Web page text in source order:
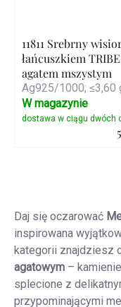
11811 Srebrny
łańcuszkiem
agatem mszystym
Ag925/1000; ≤3,60
W magazynie
Daj się oczarować
inspirowana
kategorii znajdziesz
agatowym –
splecione z
przypominającymi